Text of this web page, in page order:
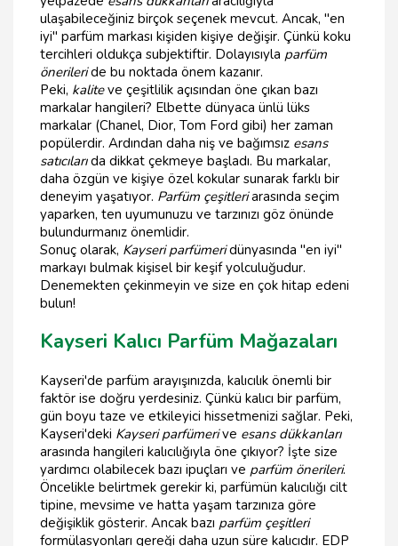
ulaşabileceğiniz birçok seçenek mevcut. Ancak, "en
iyi" parfüm markası kişiden kişiye değişir. Çünkü koku
tercihleri oldukça subjektiftir. Dolayısıyla parfüm
önerileride bu noktada önem kazanır.
Peki, kaliteve çeşitlilik açısından öne çıkan bazı
markalar hangileri? Elbette dünyaca ünlü lüks
markalar (Chanel, Dior, Tom Ford gibi) her zaman
popülerdir. Ardından daha niş ve bağımsız esans
satıcılarıda dikkat çekmeye başladı. Bu markalar,
daha özgün ve kişiye özel kokular sunarak farklı bir
deneyim yaşatıyor. Parfüm çeşitleriarasında seçim
yaparken, ten uyumunuzu ve tarzınızı göz önünde
bulundurmanız önemlidir.
Sonuç olarak, Kayseri parfümeridünyasında "en iyi"
markayı bulmak kişisel bir keşif yolculuğudur.
Denemekten çekinmeyin ve size en çok hitap edeni
bulun!
Kayseri Kalıcı Parfüm Mağazaları
Kayseri'de parfüm arayışınızda, kalıcılık önemli bir
faktör ise doğru yerdesiniz. Çünkü kalıcı bir parfüm,
gün boyu taze ve etkileyici hissetmenizi sağlar. Peki,
Kayseri'deki Kayseri parfümerive esans dükkanları
arasında hangileri kalıcılığıyla öne çıkıyor? İşte size
yardımcı olabilecek bazı ipuçları ve parfüm önerileri.
Öncelikle belirtmek gerekir ki, parfümün kalıcılığı cilt
tipine, mevsime ve hatta yaşam tarzınıza göre
değişiklik gösterir. Ancak bazı parfüm çeşitleri
formülasyonları gereği daha uzun süre kalıcıdır. EDP